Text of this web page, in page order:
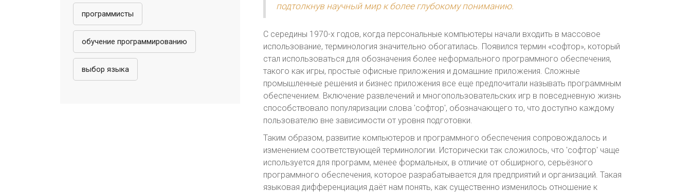
программисты
обучение программированию
выбор языка
подтолкнув научный мир к более глубокому пониманию.
С середины 1970-х годов, когда персональные компьютеры начали входить в массовое
использование, терминология значительно обогатилась. Появился термин «софтор», который
стал использоваться для обозначения более неформального программного обеспечения,
такого как игры, простые офисные приложения и домашние приложения. Сложные
промышленные решения и бизнес приложения все еще предпочитали называть программным
обеспечением. Включение развлечений и многопользовательских игр в повседневную жизнь
способствовало популяризации слова 'софтор', обозначающего то, что доступно каждому
пользователю вне зависимости от уровня подготовки.
Таким образом, развитие компьютеров и программного обеспечения сопровождалось и
изменением соответствующей терминологии. Исторически так сложилось, что 'софтор' чаще
используется для программ, менее формальных, в отличие от обширного, серьёзного
программного обеспечения, которое разрабатывается для предприятий и организаций. Такая
языковая дифференциация даёт нам понять, как существенно изменилось отношение к